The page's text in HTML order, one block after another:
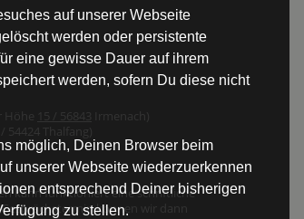
auf unserer Webseite
werden oder persistente
eine gewisse Dauer auf ihrem
werden, sofern Du diese nicht
möglich, Deinen Browser beim
unserer Webseite wiederzuerkennen
entsprechend Deiner bisherigen
zu stellen.
15 / 56843
Irmenach)
54424 Thalfang)
kann funktioniert eine schriftliche
können wir dann